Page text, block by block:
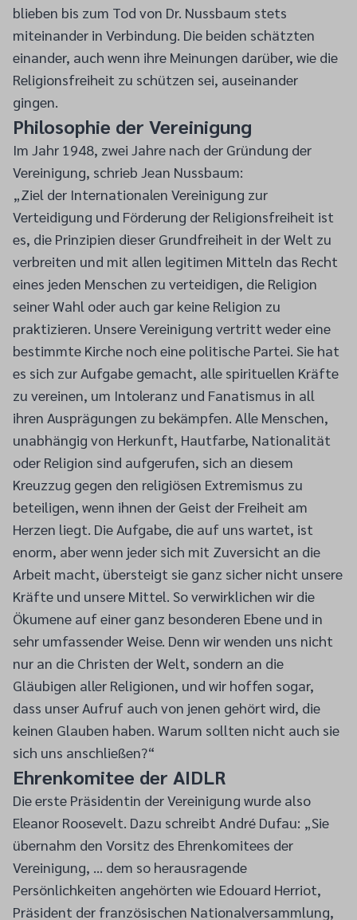
blieben bis zum Tod von Dr. Nussbaum stets
miteinander in Verbindung. Die beiden schätzten
einander, auch wenn ihre Meinungen darüber, wie die
Religionsfreiheit zu schützen sei, auseinander
gingen.
Philosophie der Vereinigung
Im Jahr 1948, zwei Jahre nach der Gründung der
Vereinigung, schrieb Jean Nussbaum:
„Ziel der Internationalen Vereinigung zur
Verteidigung und Förderung der Religionsfreiheit ist
es, die Prinzipien dieser Grundfreiheit in der Welt zu
verbreiten und mit allen legitimen Mitteln das Recht
eines jeden Menschen zu verteidigen, die Religion
seiner Wahl oder auch gar keine Religion zu
praktizieren. Unsere Vereinigung vertritt weder eine
bestimmte Kirche noch eine politische Partei. Sie hat
es sich zur Aufgabe gemacht, alle spirituellen Kräfte
zu vereinen, um Intoleranz und Fanatismus in all
ihren Ausprägungen zu bekämpfen. Alle Menschen,
unabhängig von Herkunft, Hautfarbe, Nationalität
oder Religion sind aufgerufen, sich an diesem
Kreuzzug gegen den religiösen Extremismus zu
beteiligen, wenn ihnen der Geist der Freiheit am
Herzen liegt. Die Aufgabe, die auf uns wartet, ist
enorm, aber wenn jeder sich mit Zuversicht an die
Arbeit macht, übersteigt sie ganz sicher nicht unsere
Kräfte und unsere Mittel. So verwirklichen wir die
Ökumene auf einer ganz besonderen Ebene und in
sehr umfassender Weise. Denn wir wenden uns nicht
nur an die Christen der Welt, sondern an die
Gläubigen aller Religionen, und wir hoffen sogar,
dass unser Aufruf auch von jenen gehört wird, die
keinen Glauben haben. Warum sollten nicht auch sie
sich uns anschließen?“
Ehrenkomitee der AIDLR
Die erste Präsidentin der Vereinigung wurde also
Eleanor Roosevelt. Dazu schreibt André Dufau: „Sie
übernahm den Vorsitz des Ehrenkomitees der
Vereinigung, … dem so herausragende
Persönlichkeiten angehörten wie Edouard Herriot,
Präsident der französischen Nationalversammlung,